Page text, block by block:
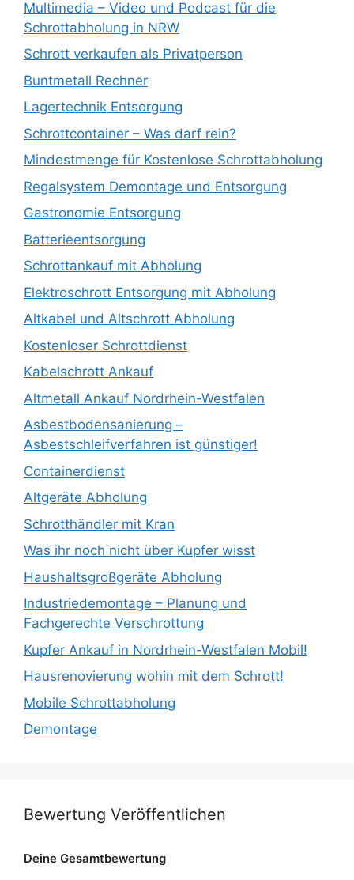
Multimedia – Video und Podcast für die
Schrottabholung in NRW
Schrott verkaufen als Privatperson
Buntmetall Rechner
Lagertechnik Entsorgung
Schrottcontainer – Was darf rein?
Mindestmenge für Kostenlose Schrottabholung
Regalsystem Demontage und Entsorgung
Gastronomie Entsorgung
Batterieentsorgung
Schrottankauf mit Abholung
Elektroschrott Entsorgung mit Abholung
Altkabel und Altschrott Abholung
Kostenloser Schrottdienst
Kabelschrott Ankauf
Altmetall Ankauf Nordrhein-Westfalen
Asbestbodensanierung –
Asbestschleifverfahren ist günstiger!
Containerdienst
Altgeräte Abholung
Schrotthändler mit Kran
Was ihr noch nicht über Kupfer wisst
Haushaltsgroßgeräte Abholung
Industriedemontage – Planung und
Fachgerechte Verschrottung
Kupfer Ankauf in Nordrhein-Westfalen Mobil!
Hausrenovierung wohin mit dem Schrott!
Mobile Schrottabholung
Demontage
Bewertung Veröffentlichen
Deine Gesamtbewertung